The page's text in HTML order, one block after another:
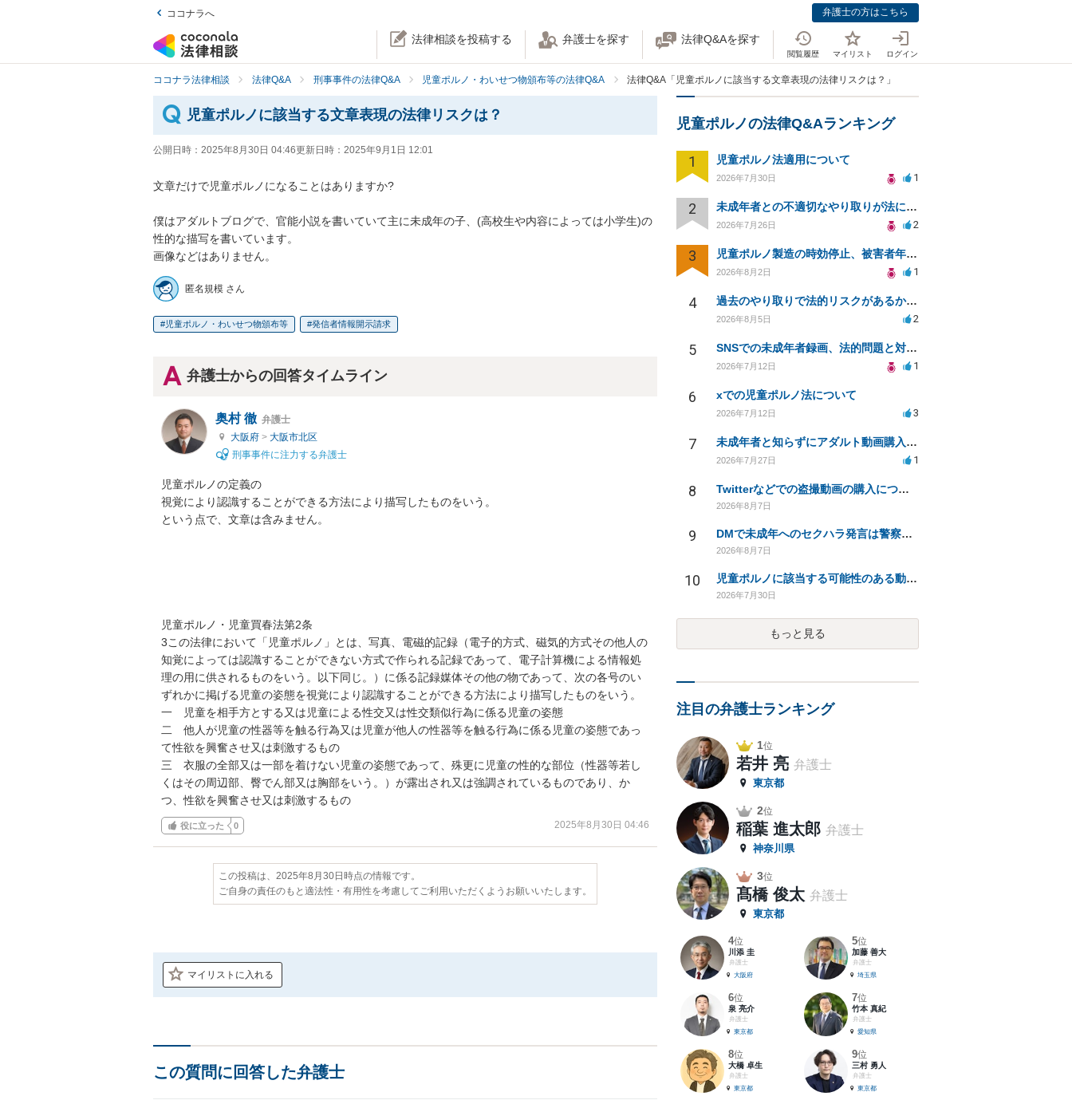
ココナラへ 弁護士の方はこちら
法律相談を投稿する 弁護士を探す 法律Q&Aを探す
閲覧履歴 マイリスト ログイン
ココナラ法律相談 法律Q&A 刑事事件の法律Q&A 児童ポルノ・わいせつ物頒布等の法律Q&A 法律Q&A「児童ポルノに該当する文章表現の法律リスクは？」
児童ポルノに該当する文章表現の法律リスクは？
公開日時： 2025年8月30日 04:46更新日時： 2025年9月1日 12:01
文章だけで児童ポルノになることはありますか?
僕はアダルトブログで、官能小説を書いていて主に未成年の子、(高校生や内容によっては小学生)の
性的な描写を書いています。
画像などはありません。
匿名規模 さん
児童ポルノ・わいせつ物頒布等 発信者情報開示請求
弁護士からの回答タイムライン
奥村 徹 弁護士
大阪府 > 大阪市北区
刑事事件に注力する弁護士
児童ポルノの定義の
視覚により認識することができる方法により描写したものをいう。
という点で、文章は含みません。
児童ポルノ・児童買春法第2条
3この法律において「児童ポルノ」とは、写真、電磁的記録（電子的方式、磁気的方式その他人の
知覚によっては認識することができない方式で作られる記録であって、電子計算機による情報処
理の用に供されるものをいう。以下同じ。）に係る記録媒体その他の物であって、次の各号のい
ずれかに掲げる児童の姿態を視覚により認識することができる方法により描写したものをいう。
一　児童を相手方とする又は児童による性交又は性交類似行為に係る児童の姿態
二　他人が児童の性器等を触る行為又は児童が他人の性器等を触る行為に係る児童の姿態であっ
て性欲を興奮させ又は刺激するもの
三　衣服の全部又は一部を着けない児童の姿態であって、殊更に児童の性的な部位（性器等若し
くはその周辺部、臀でん部又は胸部をいう。）が露出され又は強調されているものであり、か
つ、性欲を興奮させ又は刺激するもの
役に立った 0 2025年8月30日 04:46
この投稿は、2025年8月30日時点の情報です。
ご自身の責任のもと適法性・有用性を考慮してご利用いただくようお願いいたします。
マイリストに入れる
この質問に回答した弁護士
児童ポルノの法律Q&Aランキング
1 児童ポルノ法適用について
2026年7月30日 1
2 未成年者との不適切なやり取りが法に触れる可能性と対処法
2026年7月26日 2
3 児童ポルノ製造の時効停止、被害者年齢での適用は？
2026年8月2日 1
4 過去のやり取りで法的リスクがあるか知りたい
2026年8月5日 2
5 SNSでの未成年者録画、法的問題と対応策について相談したい
2026年7月12日 1
6 xでの児童ポルノ法について
2026年7月12日 3
7 未成年者と知らずにアダルト動画購入、法的影響は？
2026年7月27日 1
8 Twitterなどでの盗撮動画の購入について
2026年8月7日
9 DMで未成年へのセクハラ発言は警察に捕まる可能性はありますか
2026年8月7日
10 児童ポルノに該当する可能性のある動画を購入した件で、家族や職場に知られたり、逮捕などあるのでしょうか
2026年7月30日
もっと見る
注目の弁護士ランキング
1位
若井 亮 弁護士
東京都
2位
稲葉 進太郎 弁護士
神奈川県
3位
髙橋 俊太 弁護士
東京都
4位
川添 圭
弁護士
大阪府
5位
加藤 善大
弁護士
埼玉県
6位
泉 亮介
弁護士
東京都
7位
竹本 真紀
弁護士
愛知県
8位
大橋 卓生
弁護士
東京都
9位
三村 勇人
弁護士
東京都